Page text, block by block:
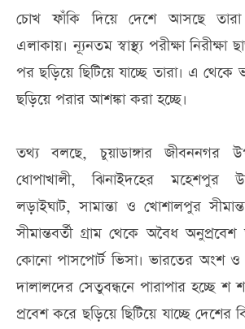
চোখ ফাঁকি দিয়ে দেশে আসছে
এলাকায়। ন্যূনতম স্বাস্থ্য পরীক্ষা নিরীক্ষা
পর ছড়িয়ে ছিটিয়ে যাচ্ছে তারা। এ থেকে
ছড়িয়ে পরার আশঙ্কা করা হচ্ছে।
তথ্য বলছে, চুয়াডাঙ্গার জীবননগর
ধোপাখালী, ঝিনাইদহের মহেশপুর
লড়াইঘাট, সামান্তা ও খোশালপুর
সীমান্তবর্তী গ্রাম থেকে অবৈধ
কোনো পাসপোর্ট ভিসা। ভারতের অংশ ও
দালালদের সেতুবন্ধনে পারাপার হচ্ছে শ
প্রবেশ করে ছড়িয়ে ছিটিয়ে যাচ্ছে দেশের